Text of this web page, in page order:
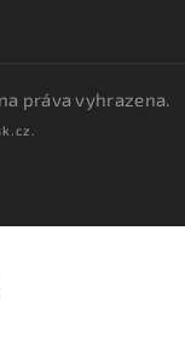
práva vyhrazena.